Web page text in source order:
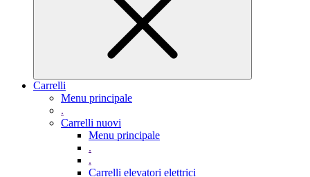
Carrelli
Menu principale
.
Carrelli nuovi
Menu principale
.
.
Carrelli elevatori elettrici